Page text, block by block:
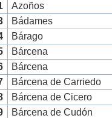
Azoños
Bádames
Bárago
Bárcena
Bárcena
Bárcena de Carriedo
Bárcena de Cicero
Bárcena de Cudón